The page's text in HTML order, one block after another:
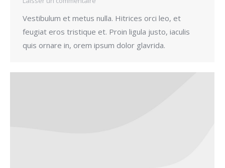
Vestibulum et metus nulla. Hitrices orci leo, et
feugiat eros tristique et. Proin ligula justo, iaculis
quis ornare in, orem ipsum dolor glavrida.